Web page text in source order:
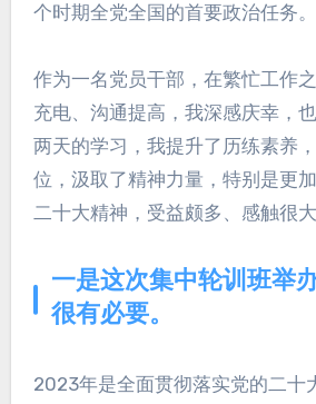
个时期全党全国的首要政治任务。
作为一名党员干部，在繁忙工作
充电、沟通提高，我深感庆幸，
两天的学习，我提升了历练素养
位，汲取了精神力量，特别是更
二十大精神，受益颇多、感触很大
一是这次集中轮训班举
很有必要。
2023年是全面贯彻落实党的二十